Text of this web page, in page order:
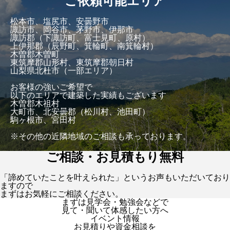
松本市、塩尻市、安曇野市
諏訪市、岡谷市、茅野市、伊那市
諏訪郡（下諏訪町、富士見町、原村）
上伊那郡（辰野町、箕輪町、南箕輪村）
木曽郡木曽町
東筑摩郡山形村、東筑摩郡朝日村
山梨県北杜市（一部エリア）
お客様の強いご希望で
以下のエリアで建築した実績もございます
木曽郡木祖村
大町市、北安曇郡（松川村、池田町）
駒ヶ根市、宮田村
※その他の近隣地域のご相談も承っております。
ご相談・お見積もり無料
「諦めていたことを叶えられた」というお声もいただいており
ますので
まずはお気軽にご相談ください。
まずは見学会・勉強会などで
見て・聞いて体感したい方へ
イベント情報
お見積りや資金相談を